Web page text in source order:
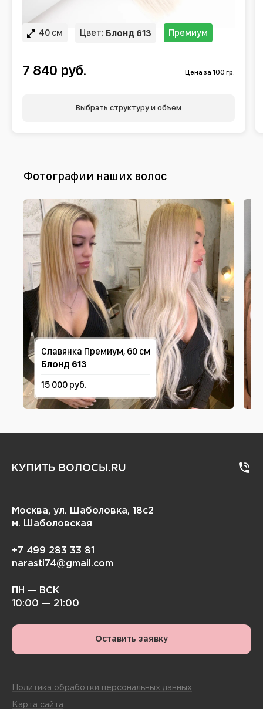
40 см Цвет: Блонд 613 Премиум
7 840 руб. Цена за 100 гр.
Выбрать структуру и объем
Фотографии наших волос
Славянка Премиум, 60 см
Блонд 613
15 000 руб.
Москва, ул. Шаболовка, 18с2
м. Шаболовская
+7 499 283 33 81
narasti74@gmail.com
ПН — ВСК
10:00 — 21:00
Оставить заявку
Политика обработки персональных данных
Карта сайта